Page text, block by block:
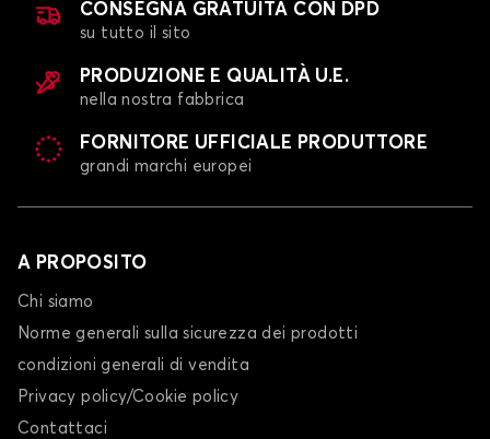
CONSEGNA GRATUITA CON DPD
su tutto il sito
PRODUZIONE E QUALITÀ U.E.
nella nostra fabbrica
FORNITORE UFFICIALE PRODUTTORE
grandi marchi europei
A PROPOSITO
Chi siamo
Norme generali sulla sicurezza dei prodotti
condizioni generali di vendita
Privacy policy/Cookie policy
Contattaci